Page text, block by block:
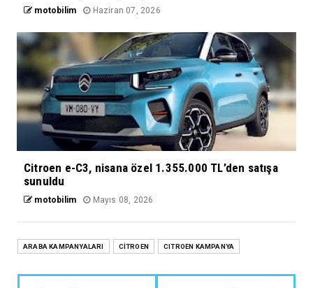
motobilim Haziran 07, 2026
Citroen e-C3, nisana özel 1.355.000 TL’den satışa
sunuldu
motobilim Mayıs 08, 2026
ARABA KAMPANYALARI CİTROEN CITROEN KAMPANYA